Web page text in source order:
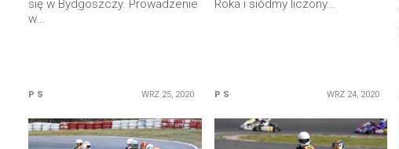
się w Bydgoszczy. Prowadzenie
w...
P S WRZ 25, 2020
Roka i siódmy liczony...
P S WRZ 24, 2020